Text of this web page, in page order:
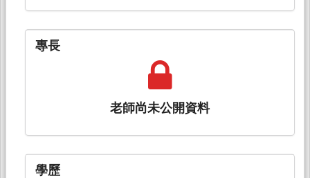
專長
老師尚未公開資料
學歷